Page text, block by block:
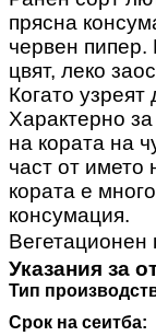
прясна
червен пипер.
цвят, леко
Когато узреят
Характерно
на кората на
част от името
кората е
консумация.
Вегетационен
Указания за
Тип
Срок на сеитба: